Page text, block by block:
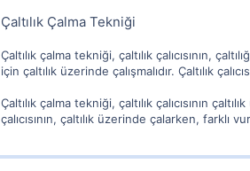
Çaltılık Çalma Tekniği
Çaltılık çalma tekniği, çaltılık çalıcısının,
için çaltılık üzerinde çalışmalıdır. Çaltılık
Çaltılık çalma tekniği, çaltılık çalıcısının
çalıcısının, çaltılık üzerinde çalarken, farklı